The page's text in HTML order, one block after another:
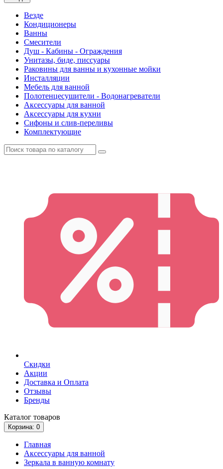
Везде
Кондиционеры
Ванны
Смесители
Душ - Кабины - Ограждения
Унитазы, биде, писсуары
Раковины для ванны и кухонные мойки
Инсталляции
Мебель для ванной
Полотенцесушители - Водонагреватели
Аксессуары для ванной
Аксессуары для кухни
Сифоны и слив-переливы
Комплектующие
Скидки
Акции
Доставка и Оплата
Отзывы
Бренды
Каталог товаров
Корзина: 0
Главная
Аксессуары для ванной
Зеркала в ванную комнату